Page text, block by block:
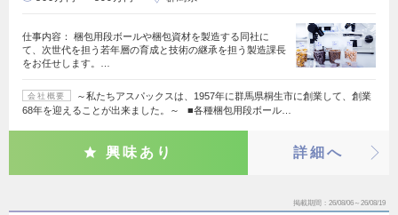
仕事内容： 梱包用段ボールや梱包資材を製造する同社に
て、次世代を担う若年層の育成と技術の継承を担う製造課長
をお任せします。…
会社概要
～私たちアスパックスは、1957年に群馬県桐生市に創業して、創業
68年を迎えることが出来ました。～ ■各種梱包用段ボール…
興味あり 詳細へ
掲載期間 26/08/06～26/08/19